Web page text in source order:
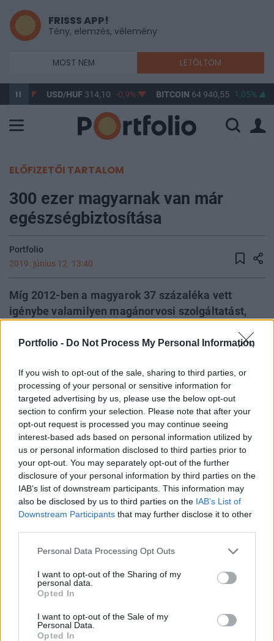
Portfolio - Do Not Process My Personal Information
If you wish to opt-out of the sale, sharing to third parties, or
processing of your personal or sensitive information for
targeted advertising by us, please use the below opt-out
section to confirm your selection. Please note that after your
opt-out request is processed you may continue seeing
interest-based ads based on personal information utilized by
us or personal information disclosed to third parties prior to
your opt-out. You may separately opt-out of the further
disclosure of your personal information by third parties on the
IAB’s list of downstream participants. This information may
also be disclosed by us to third parties on the IAB’s List of
Downstream Participants that may further disclose it to other
Personal Data Processing Opt Outs
I want to opt-out of the Sharing of my
personal data.
Opted In
I want to opt-out of the Sale of my
Personal Data.
Opted In
FRISSS APP!
Tény, elemzés, vélemény
MOST NEM LETÖLTÖM
USD/HUF314,10 -0,9% BITCOIN64 940,55 1,05%
ELŐFIZETŐI TARTALOM
300 ezer magyarnak van már
egészségbiztosítása
Portfolio
2019. június 12. 13:40
Míg 2012-ben a magyarok 37 százaléka vett
igénybe valamilyen magánorvosi szolgáltatást,
az Union Biztosító felméréséből. Ráadásul a
egészségügyre saját zsebből: átlagosan a
bevételeink 4 százalékát. Az
egészségbiztosítással rendelkező ügyfelek száma
a teljes piacot tekintve meghaladja a 300 ezer főt.
Portfolio Private Health Forum 2019Az egészségbiztosítás,
finanszírozás kérdései fontos témái lesznek a Portfolio
november 6-i egészségügyi konferenciájának. Részletek
itt:Információ és jelentkezés A biztosító közleménye idézi a
TÁRKI - Társadalmi tükör 2018 című tanulmányát,
miszerint aránytalanul sok pénz megy el saját forrásból
KEDVES OLVASÓNK!
A keresett cikk a portfolio.hu hírarchívumához
tartozik, melynek olvasása előfizetéses
regisztrációhoz kötött.